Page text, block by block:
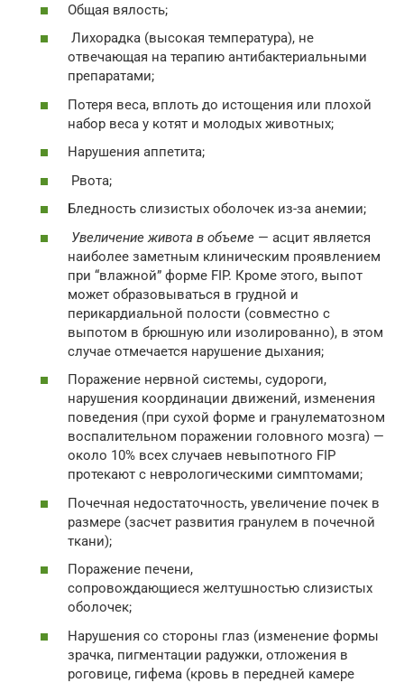
Общая вялость;
Лихорадка (высокая температура), не
отвечающая на терапию антибактериальными
препаратами;
Потеря веса, вплоть до истощения или плохой
набор веса у котят и молодых животных;
Нарушения аппетита;
Рвота;
Бледность слизистых оболочек из-за анемии;
Увеличение живота в объеме — асцит является
наиболее заметным клиническим проявлением
при “влажной” форме FIP. Кроме этого, выпот
может образовываться в грудной и
перикардиальной полости (совместно с
выпотом в брюшную или изолированно), в этом
случае отмечается нарушение дыхания;
Поражение нервной системы, судороги,
нарушения координации движений, изменения
поведения (при сухой форме и гранулематозном
воспалительном поражении головного мозга) —
около 10% всех случаев невыпотного FIP
протекают с неврологическими симптомами;
Почечная недостаточность, увеличение почек в
размере (засчет развития гранулем в почечной
ткани);
Поражение печени,
сопровождающиеся желтушностью слизистых
оболочек;
Нарушения со стороны глаз (изменение формы
зрачка, пигментации радужки, отложения в
роговице, гифема (кровь в передней камере